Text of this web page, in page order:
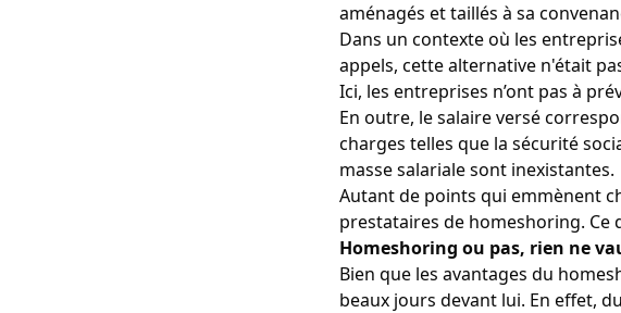
aménagés et taillés à sa
Dans un contexte où les
appels, cette alternative n'était
Ici, les entreprises n’ont pas à
En outre, le salaire versé
charges telles que la sécurité
masse salariale sont inexistantes.
Autant de points qui emmènent
prestataires de homeshoring.
Homeshoring ou pas, rien ne
Bien que les avantages du
beaux jours devant lui. En effet,